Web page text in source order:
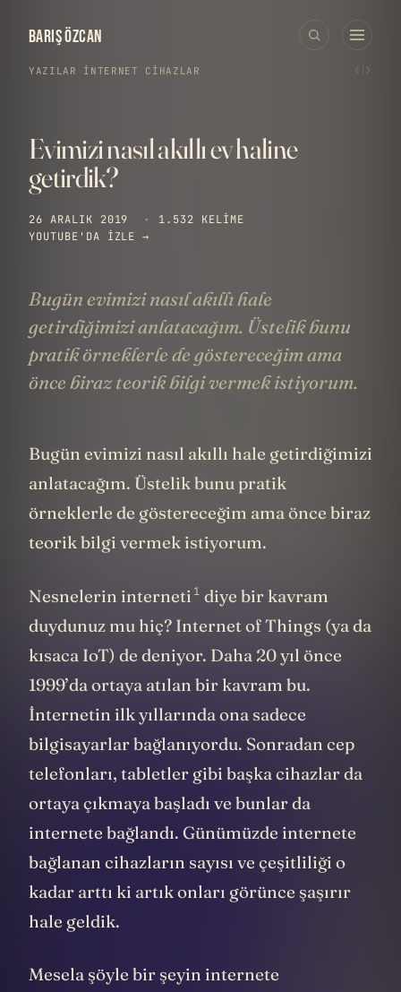
BARIŞ ÖZCAN
YAZILAR İNTERNET CIHAZLAR ‹ ›
Evimizi nasıl akıllı ev haline
getirdik?
26 ARALIK 2019 ·
1.532 KELIME
YOUTUBE'DA IZLE →
Bugün evimizi nasıl akıllı hale
getirdiğimizi anlatacağım. Üstelik bunu
pratik örneklerle de göstereceğim ama
önce biraz teorik bilgi vermek istiyorum.
Bugün evimizi nasıl akıllı hale getirdiğimizi
anlatacağım. Üstelik bunu pratik
örneklerle de göstereceğim ama önce biraz
teorik bilgi vermek istiyorum.
Nesnelerin interneti 1 diye bir kavram
duydunuz mu hiç? Internet of Things (ya da
kısaca IoT) de deniyor. Daha 20 yıl önce
1999’da ortaya atılan bir kavram bu.
İnternetin ilk yıllarında ona sadece
bilgisayarlar bağlanıyordu. Sonradan cep
telefonları, tabletler gibi başka cihazlar da
ortaya çıkmaya başladı ve bunlar da
internete bağlandı. Günümüzde internete
bağlanan cihazların sayısı ve çeşitliliği o
kadar arttı ki artık onları görünce şaşırır
hale geldik.
Mesela şöyle bir şeyin internete